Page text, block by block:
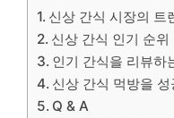
신상 간식 시장의 트
신상 간식 인기 순위
인기 간식을 리뷰하
신상 간식 먹방을
Q & A